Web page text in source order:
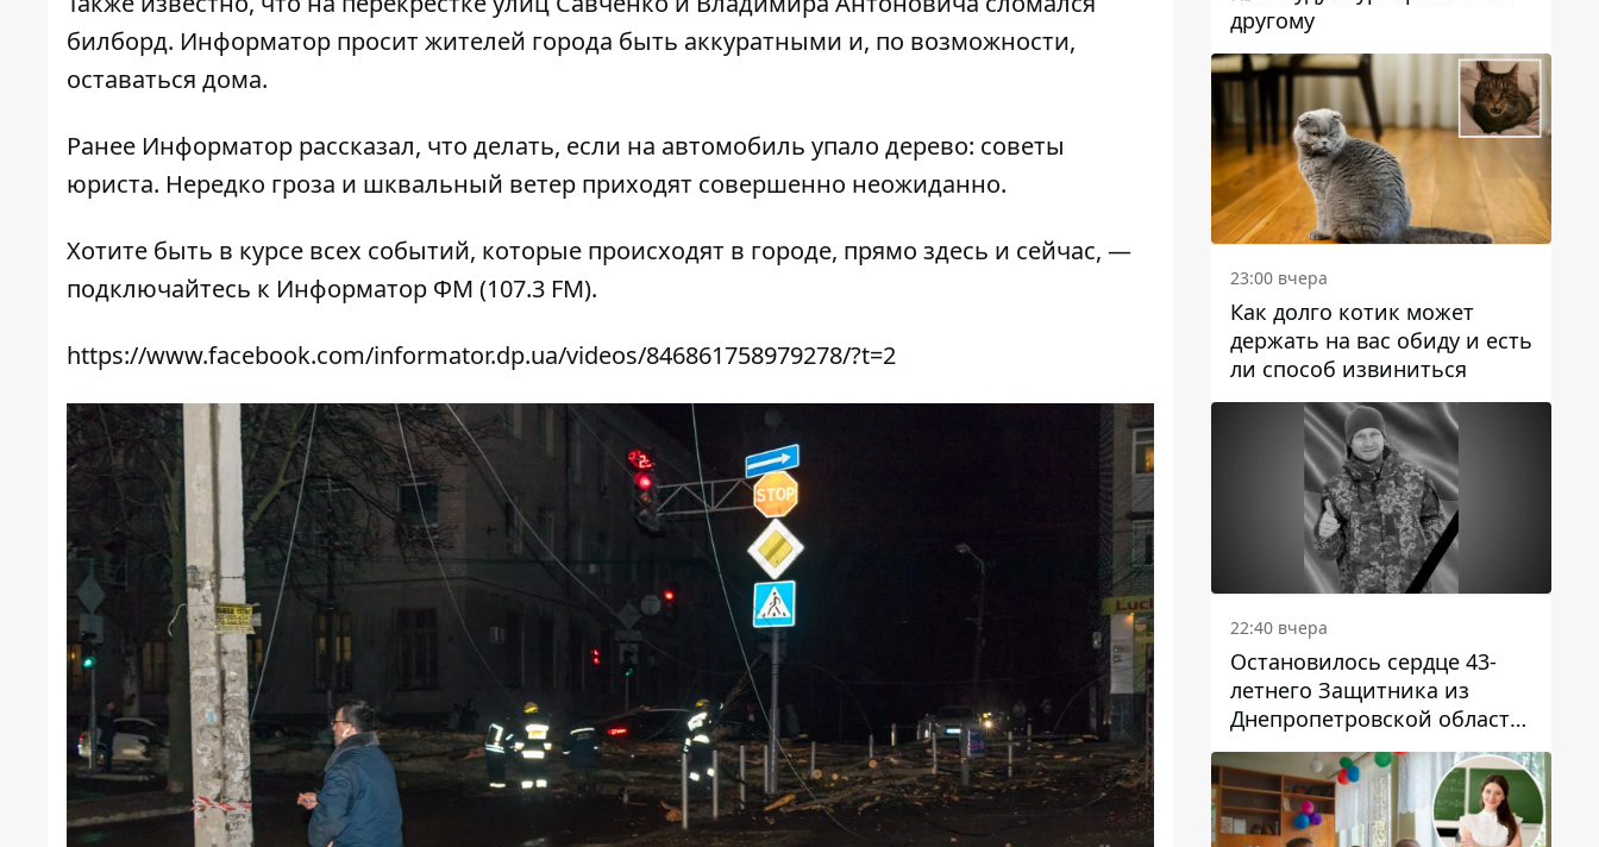
билборд. Информатор просит жителей города быть аккуратными и, по возможности,
оставаться дома.
Ранее Информатор рассказал, что делать, если на автомобиль упало дерево: советы
юриста. Нередко гроза и шквальный ветер приходят совершенно неожиданно.
Хотите быть в курсе всех событий, которые происходят в городе, прямо здесь и сейчас, —
подключайтесь к Информатор ФМ (107.3 FM).
https://www.facebook.com/informator.dp.ua/videos/846861758979278/?t=2
другому
23:00 вчера
Как долго котик может
держать на вас обиду и есть
ли способ извиниться
22:40 вчера
Остановилось сердце 43-
летнего Защитника из
Днепропетровской области
Евгения Зинченко